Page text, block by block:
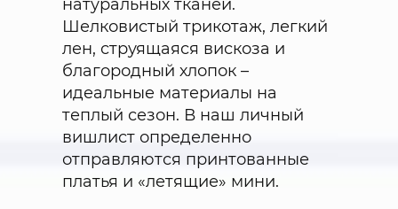
натуральных тканей.
Шелковистый трикотаж, легкий
лен, струящаяся вискоза и
благородный хлопок –
идеальные материалы на
теплый сезон. В наш личный
вишлист определенно
отправляются принтованные
платья и «летящие» мини.